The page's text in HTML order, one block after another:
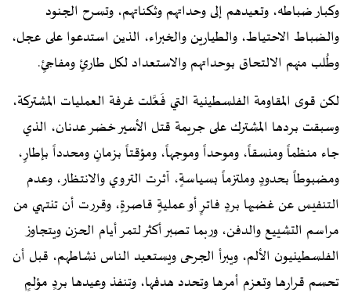
وكبار ضباطه، وتعيدهم إلى وحداتهم وثكناتهم، وتسرح الجنود
والضباط الاحتياط، والطيارين والخبراء، الذين استدعوا على عجل،
وطُلب منهم الالتحاق بوحداتهم والاستعداد لكل طارئٍ ومفاجئٍ.
لكن قوى المقاومة الفلسطينية التي فَعَّلت غرفة العمليات المشتركة،
وسبقت بردها المشترك على جريمة قتل الأسير خضر عدنان، الذي
جاء منظماً ومنسقاً، وموحداً وموجهاً، ومؤقتاً بزمانٍ ومحدداً بإطارٍ،
ومضبوطاً بحدودٍ وملتزماً بسياسةٍ، آثرت التروي والانتظار، وعدم
التنفيس عن غضبها بردٍ فاترٍ أو عمليةٍ قاصرةٍ، وقررت أن تنتهي من
مراسم التشييع والدفن، وربما تصبر أكثر لتمر أيام الحزن ويتجاوز
الفلسطينيون الألم، ويبرأ الجرحى ويستعيد الناس نشاطهم، قبل أن
تحسم قرارها وتعزم أمرها وتحدد هدفها، وتنفذ وعيدها بردٍ مؤلمٍ